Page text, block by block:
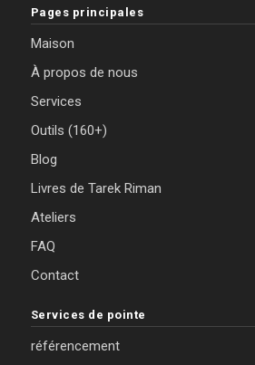
Pages principales
Maison
À propos de nous
Services
Outils (160+)
Blog
Livres de Tarek Riman
Ateliers
FAQ
Contact
Services de pointe
référencement